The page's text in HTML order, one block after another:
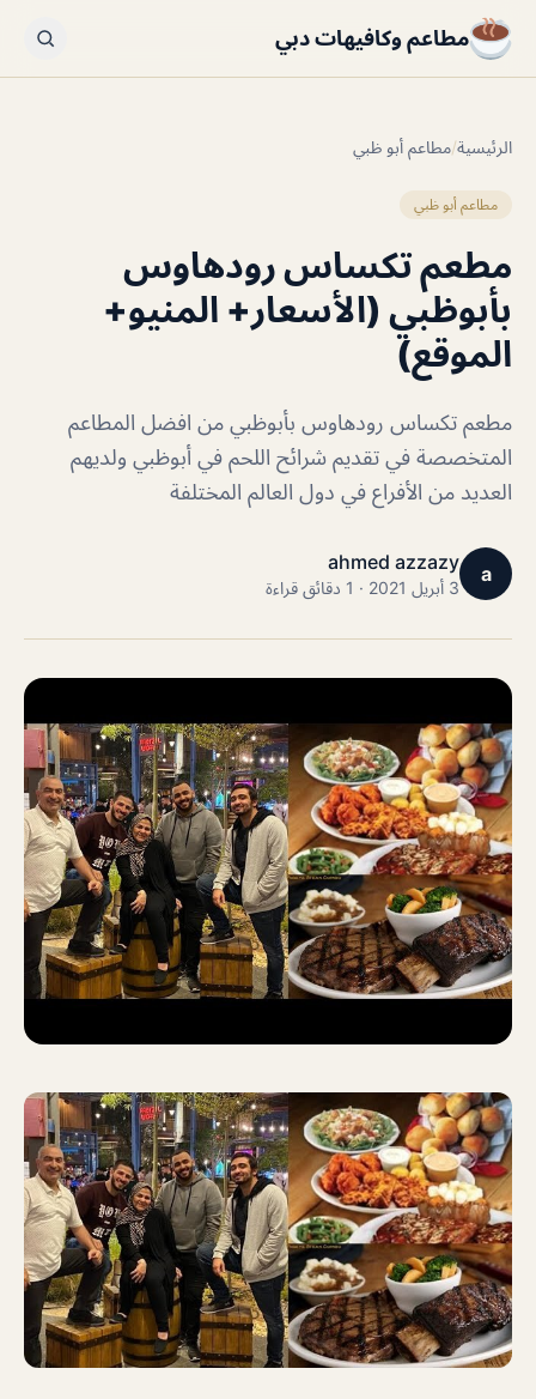
مطاعم وكافيهات دبي
الرئيسية/مطاعم أبو ظبي
مطاعم أبو ظبي
مطعم تكساس رودهاوس
بأبوظبي (الأسعار+ المنيو+
الموقع)
مطعم تكساس رودهاوس بأبوظبي من افضل المطاعم
المتخصصة في تقديم شرائح اللحم في أبوظبي ولديهم
العديد من الأفراع في دول العالم المختلفة
a
ahmed azzazy
3 أبريل 2021 · 1 دقائق قراءة